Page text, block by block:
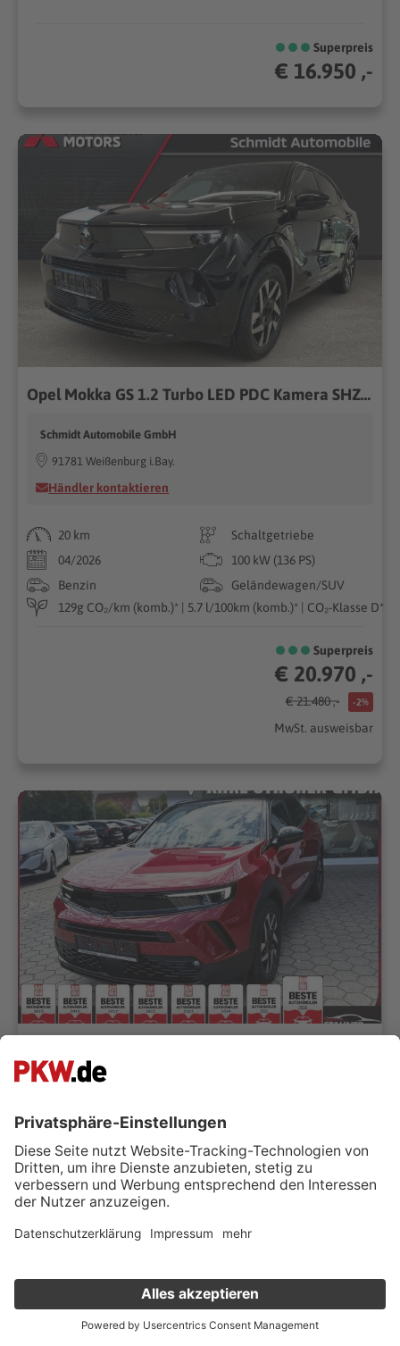
Superpreis
€ 16.950 ,-
Opel Mokka GS 1.2 Turbo LED PDC Kamera SHZ Tempomat
Schmidt Automobile GmbH
91781 Weißenburg i.Bay.
Händler kontaktieren
20 km
Schaltgetriebe
04/2026
100 kW (136 PS)
Benzin
Geländewagen/SUV
129g CO₂/km (komb.)* | 5.7 l/100km (komb.)* | CO₂-Klasse D*
Superpreis
€ 20.970 ,-
€ 21.480 ,- -2%
MwSt. ausweisbar
92358 Seubersdorf i.d.OPf.
Händler kontaktieren
14.147 km
Schaltgetriebe
Benzin
Geländewagen/SUV
Superpreis
Verkauf deinen Gebrauchten online